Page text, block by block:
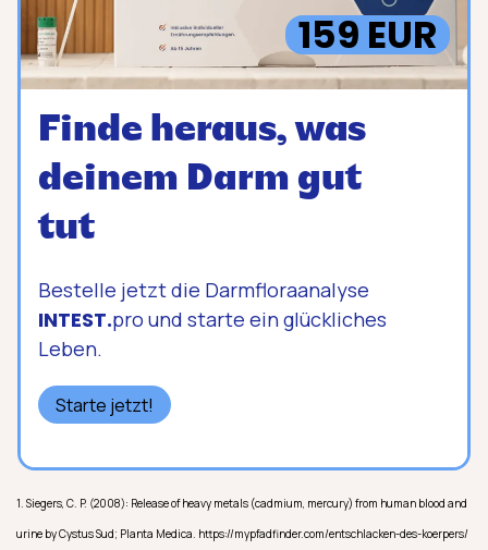
159 EUR
Finde heraus, was
deinem Darm gut
tut
Bestelle jetzt die Darmfloraanalyse
INTEST.pro und starte ein glückliches
Leben.
Starte jetzt!
1. Siegers, C. P. (2008): Release of heavy metals (cadmium, mercury) from human blood and
urine by Cystus Sud; Planta Medica. https://mypfadfinder.com/entschlacken-des-koerpers/